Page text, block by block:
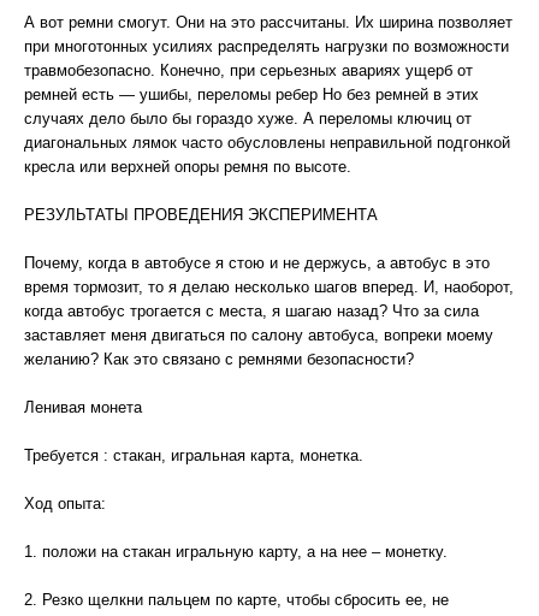
А вот ремни смогут. Они на это рассчитаны. Их ширина позволяет
при многотонных усилиях распределять нагрузки по возможности
травмобезопасно. Конечно, при серьезных авариях ущерб от
ремней есть — ушибы, переломы ребер Но без ремней в этих
случаях дело было бы гораздо хуже. А переломы ключиц от
диагональных лямок часто обусловлены неправильной подгонкой
кресла или верхней опоры ремня по высоте.
РЕЗУЛЬТАТЫ ПРОВЕДЕНИЯ ЭКСПЕРИМЕНТА
Почему, когда в автобусе я стою и не держусь, а автобус в это
время тормозит, то я делаю несколько шагов вперед. И, наоборот,
когда автобус трогается с места, я шагаю назад? Что за сила
заставляет меня двигаться по салону автобуса, вопреки моему
желанию? Как это связано с ремнями безопасности?
Ленивая монета
Требуется : стакан, игральная карта, монетка.
Ход опыта:
1. положи на стакан игральную карту, а на нее – монетку.
2. Резко щелкни пальцем по карте, чтобы сбросить ее, не